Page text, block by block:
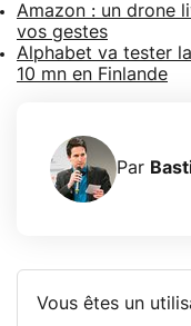
Amazon : un drone
vos gestes
Alphabet va tester
10 mn en Finlande
Par
Vous êtes un